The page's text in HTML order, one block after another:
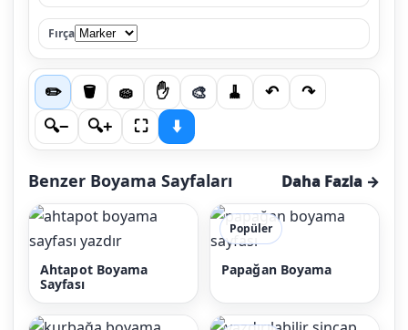
✏️ 🪣 🧽 ✋ 🎨 🧹 ↶
↷
🔍−
🔍+ ⛶ ⬇️
Fırça
Benzer Boyama Sayfaları Daha Fazla →
Ahtapot Boyama
Sayfası
Popüler
Papağan Boyama